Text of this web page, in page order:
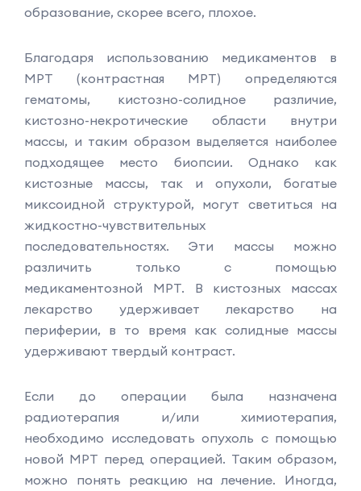
образование, скорее всего, плохое.
Благодаря использованию медикаментов в
МРТ (контрастная МРТ) определяются
гематомы, кистозно-солидное различие,
кистозно-некротические области внутри
массы, и таким образом выделяется наиболее
подходящее место биопсии. Однако как
кистозные массы, так и опухоли, богатые
миксоидной структурой, могут светиться на
жидкостно-чувствительных
последовательностях. Эти массы можно
различить только с помощью
медикаментозной МРТ. В кистозных массах
лекарство удерживает лекарство на
периферии, в то время как солидные массы
удерживают твердый контраст.
Если до операции была назначена
радиотерапия и/или химиотерапия,
необходимо исследовать опухоль с помощью
новой МРТ перед операцией. Таким образом,
можно понять реакцию на лечение. Иногда,